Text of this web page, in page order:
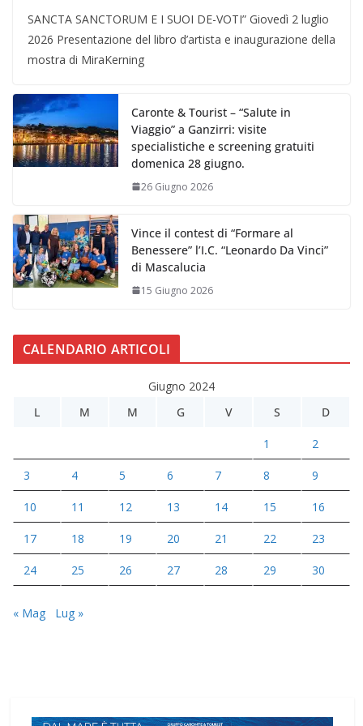
SANCTA SANCTORUM E I SUOI DE-VOTI” Giovedì 2 luglio
2026 Presentazione del libro d’artista e inaugurazione della
mostra di MiraKerning
Caronte & Tourist – “Salute in
Viaggio” a Ganzirri: visite
specialistiche e screening gratuiti
domenica 28 giugno.
26 Giugno 2026
Vince il contest di “Formare al
Benessere” l’I.C. “Leonardo Da Vinci”
di Mascalucia
15 Giugno 2026
CALENDARIO ARTICOLI
Giugno 2024
L
M M G V S D
1 2
3 4 5 6 7 8 9
10 11 12 13 14 15 16
17 18 19 20 21 22 23
24 25 26 27 28 29 30
« Mag Lug »